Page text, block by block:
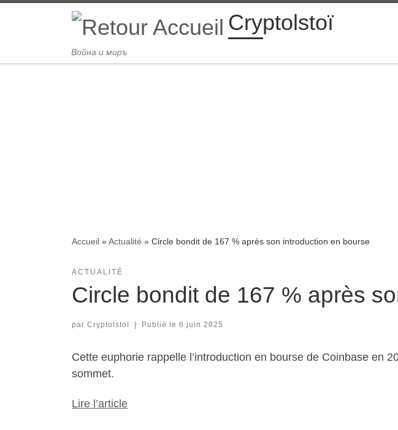
Passer au contenu Cryptolstoï
Война и миръ
Accueil »Actualité » Circle bondit de 167 % après son introduction en bourse
ACTUALITÉ
Circle bondit de 167 % après
par Cryptolstoï | Publié le 6 juin 2025
Cette euphorie rappelle l’introduction en bourse de Coinbase en
sommet.
Lire l’article